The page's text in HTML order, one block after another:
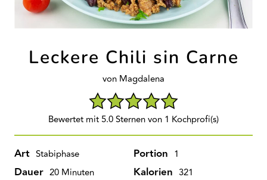
Leckere Chili sin Carne
von Magdalena
Bewertet mit 5.0 Sternen von 1 Kochprofi(s)
Art Stabiphase Portion 1
Dauer 20 Minuten Kalorien 321